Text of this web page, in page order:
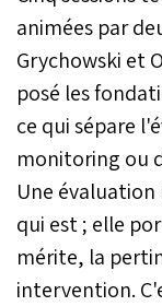
animées par
Grychowski et
posé les
ce qui sépare
monitoring ou
Une évaluation
qui est ; elle
mérite, la
intervention.